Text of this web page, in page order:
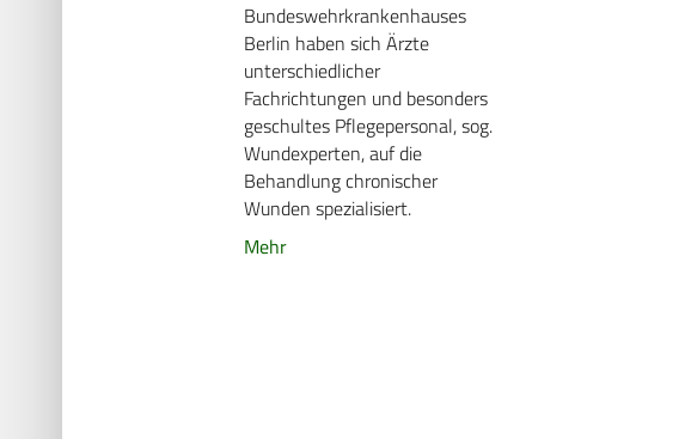
Bundeswehrkrankenhauses
Berlin haben sich Ärzte
unterschiedlicher
Fachrichtungen und besonders
geschultes Pflegepersonal, sog.
Wundexperten, auf die
Behandlung chronischer
Wunden spezialisiert.
Mehr